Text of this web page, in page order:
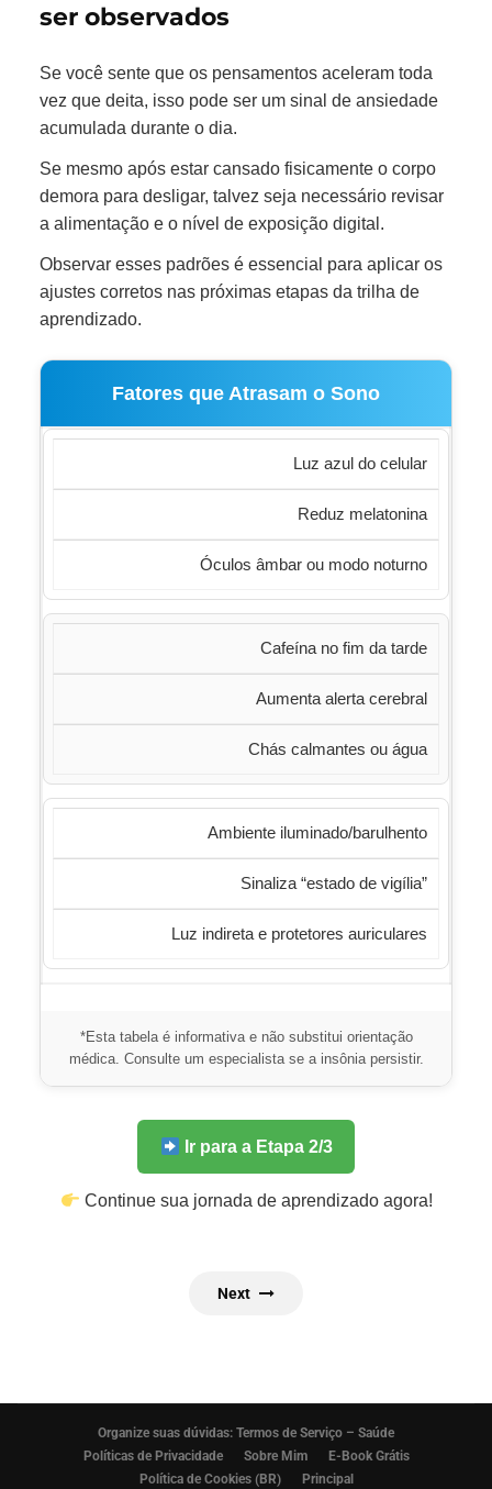
ser observados
Se você sente que os pensamentos aceleram toda
vez que deita, isso pode ser um sinal de ansiedade
acumulada durante o dia.
Se mesmo após estar cansado fisicamente o corpo
demora para desligar, talvez seja necessário revisar
a alimentação e o nível de exposição digital.
Observar esses padrões é essencial para aplicar os
ajustes corretos nas próximas etapas da trilha de
aprendizado.
Fatores que Atrasam o Sono
Luz azul do celular
Reduz melatonina
Óculos âmbar ou modo noturno
Cafeína no fim da tarde
Aumenta alerta cerebral
Chás calmantes ou água
Ambiente iluminado/barulhento
Sinaliza “estado de vigília”
Luz indireta e protetores auriculares
*Esta tabela é informativa e não substitui orientação
médica. Consulte um especialista se a insônia persistir.
Ir para a Etapa 2/3
Continue sua jornada de aprendizado agora!
Next
Organize suas dúvidas: Termos de Serviço – Saúde
Políticas de Privacidade
Sobre Mim
E-Book Grátis
Política de Cookies (BR)
Principal